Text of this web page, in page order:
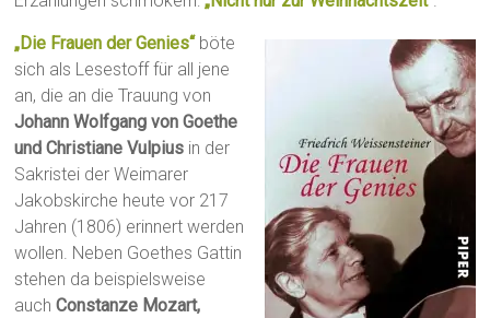
„Die Frauen der Genies“böte
sich als Lesestoff für all jene
an, die an die Trauung von
Johann Wolfgang von Goethe
und Christiane Vulpius in der
Sakristei der Weimarer
Jakobskirche heute vor 217
Jahren (1806) erinnert werden
wollen. Neben Goethes Gattin
stehen da beispielsweise
auchConstanze Mozart,